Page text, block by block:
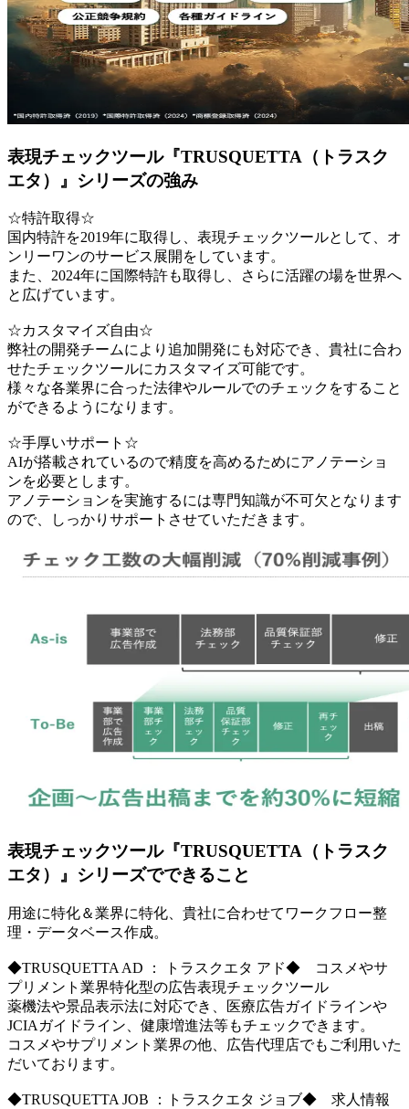
表現チェックツール『TRUSQUETTA（トラスク
エタ）』シリーズの強み
☆特許取得☆
国内特許を2019年に取得し、表現チェックツールとして、オ
ンリーワンのサービス展開をしています。
また、2024年に国際特許も取得し、さらに活躍の場を世界へ
と広げています。
☆カスタマイズ自由☆
弊社の開発チームにより追加開発にも対応でき、貴社に合わ
せたチェックツールにカスタマイズ可能です。
様々な各業界に合った法律やルールでのチェックをすること
ができるようになります。
☆手厚いサポート☆
AIが搭載されているので精度を高めるためにアノテーショ
ンを必要とします。
アノテーションを実施するには専門知識が不可欠となります
ので、しっかりサポートさせていただきます。
表現チェックツール『TRUSQUETTA（トラスク
エタ）』シリーズでできること
用途に特化＆業界に特化、貴社に合わせてワークフロー整
理・データベース作成。
◆TRUSQUETTA AD ： トラスクエタ アド◆ コスメやサ
プリメント業界特化型の広告表現チェックツール
薬機法や景品表示法に対応でき、医療広告ガイドラインや
JCIAガイドライン、健康増進法等もチェックできます。
コスメやサプリメント業界の他、広告代理店でもご利用いた
だいております。
◆TRUSQUETTA JOB ：トラスクエタ ジョブ◆ 求人情報